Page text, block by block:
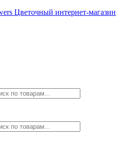
Цветочный интернет-магазин